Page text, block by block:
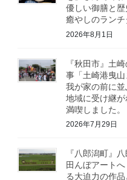
優しい御膳と
癒やしのランチ
2026年8月1日
『秋田市』土
事「土崎港曳
我が家の前に並
地域に受け継
満喫しました。
2026年7月29日
『八郎潟町』
田んぼアート
る大迫力の作